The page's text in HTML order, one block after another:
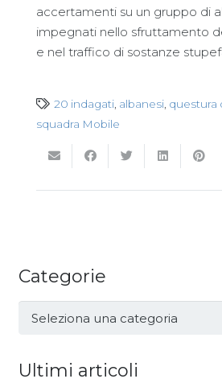
accertamenti su un gruppo di
impegnati nello sfruttamento
e nel traffico di sostanze
20 indagati, albanesi, questura
squadra Mobile
Categorie
Categorie
Ultimi articoli